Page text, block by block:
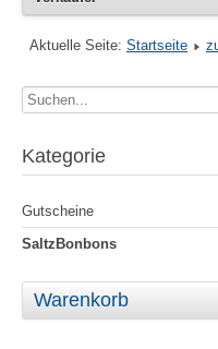
Aktuelle Seite: Startseite
Kategorie
Gutscheine
SaltzBonbons
Warenkorb